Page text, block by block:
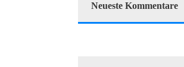
Neueste Kommentare